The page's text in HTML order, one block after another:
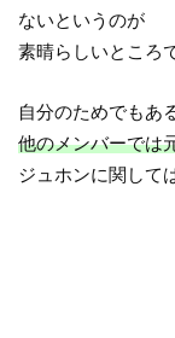
ないというのが
素晴らしいところ
自分のためでもあ
他のメンバーでは
ジュホンに関して